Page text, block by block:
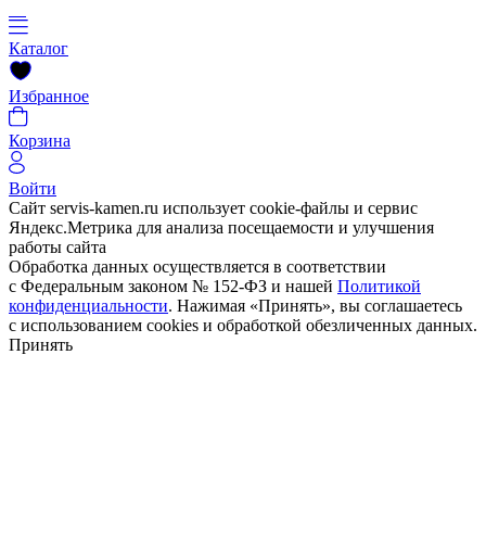
Каталог
Избранное
Корзина
Войти
Сайт servis-kamen.ru использует cookie-файлы и сервис
Яндекс.Метрика для анализа посещаемости и улучшения
работы сайта
Обработка данных осуществляется в соответствии
с Федеральным законом № 152-ФЗ и нашей Политикой
конфиденциальности. Нажимая «Принять», вы соглашаетесь
с использованием cookies и обработкой обезличенных данных.
Принять